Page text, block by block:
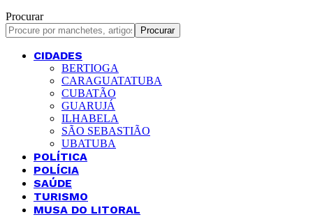
Procurar
CIDADES
BERTIOGA
CARAGUATATUBA
CUBATÃO
GUARUJÁ
ILHABELA
SÃO SEBASTIÃO
UBATUBA
POLÍTICA
POLÍCIA
SAÚDE
TURISMO
MUSA DO LITORAL